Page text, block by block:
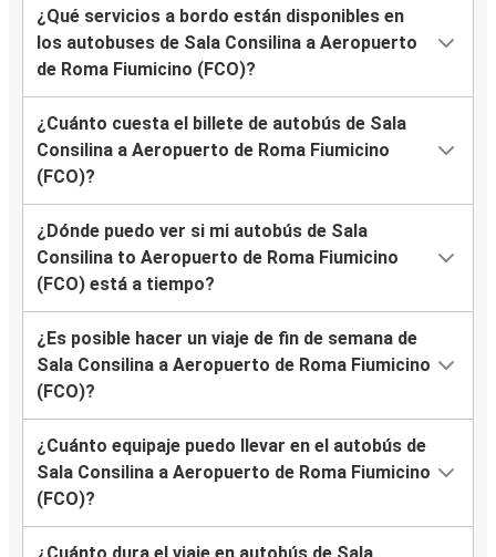
¿Qué servicios a bordo están disponibles en
los autobuses de Sala Consilina a Aeropuerto
de Roma Fiumicino (FCO)?
¿Cuánto cuesta el billete de autobús de Sala
Consilina a Aeropuerto de Roma Fiumicino
(FCO)?
¿Dónde puedo ver si mi autobús de Sala
Consilina to Aeropuerto de Roma Fiumicino
(FCO) está a tiempo?
¿Es posible hacer un viaje de fin de semana de
Sala Consilina a Aeropuerto de Roma Fiumicino
(FCO)?
¿Cuánto equipaje puedo llevar en el autobús de
Sala Consilina a Aeropuerto de Roma Fiumicino
(FCO)?